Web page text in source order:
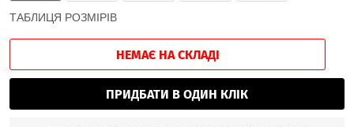
ТАБЛИЦЯ РОЗМІРІВ
НЕМАЄ НА СКЛАДІ
ПРИДБАТИ В ОДИН КЛІК